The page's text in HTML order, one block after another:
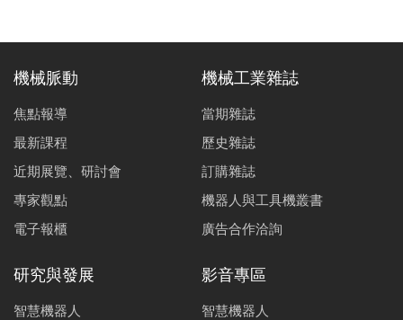
機械脈動
焦點報導
最新課程
近期展覽、研討會
專家觀點
電子報櫃
機械工業雜誌
當期雜誌
歷史雜誌
訂購雜誌
機器人與工具機叢書
廣告合作洽詢
研究與發展
智慧機器人
影音專區
智慧機器人